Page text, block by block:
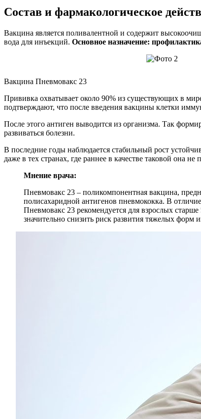
Состав и фармакологическое
Вакцина является поливалентной и содержит
вода для инъекций. Основное назначение:
Вакцина Пневмовакс 23
Прививка охватывает около 90% из существующих в
подтверждают, что после введения вакцины клетки
После этого антиген выводится из организма. Так
развиваться болезни.
В последние годы наблюдается стабильный рост
даже в тех странах, где раннее в качестве таковой она не
Мнение врача:
Пневмовакс 23 – поликомпонентная вакцина,
полисахаридной антигенов пневмококка. В
Пневмовакс 23 рекомендуется для взрослых
значительно снизить риск развития тяжелых